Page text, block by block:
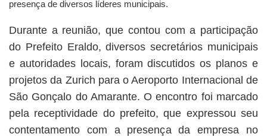
presença de diversos líderes municipais.
Durante a reunião, que contou com a participação
do Prefeito Eraldo, diversos secretários municipais
e autoridades locais, foram discutidos os planos e
projetos da Zurich para o Aeroporto Internacional de
São Gonçalo do Amarante. O encontro foi marcado
pela receptividade do prefeito, que expressou seu
contentamento com a presença da empresa no